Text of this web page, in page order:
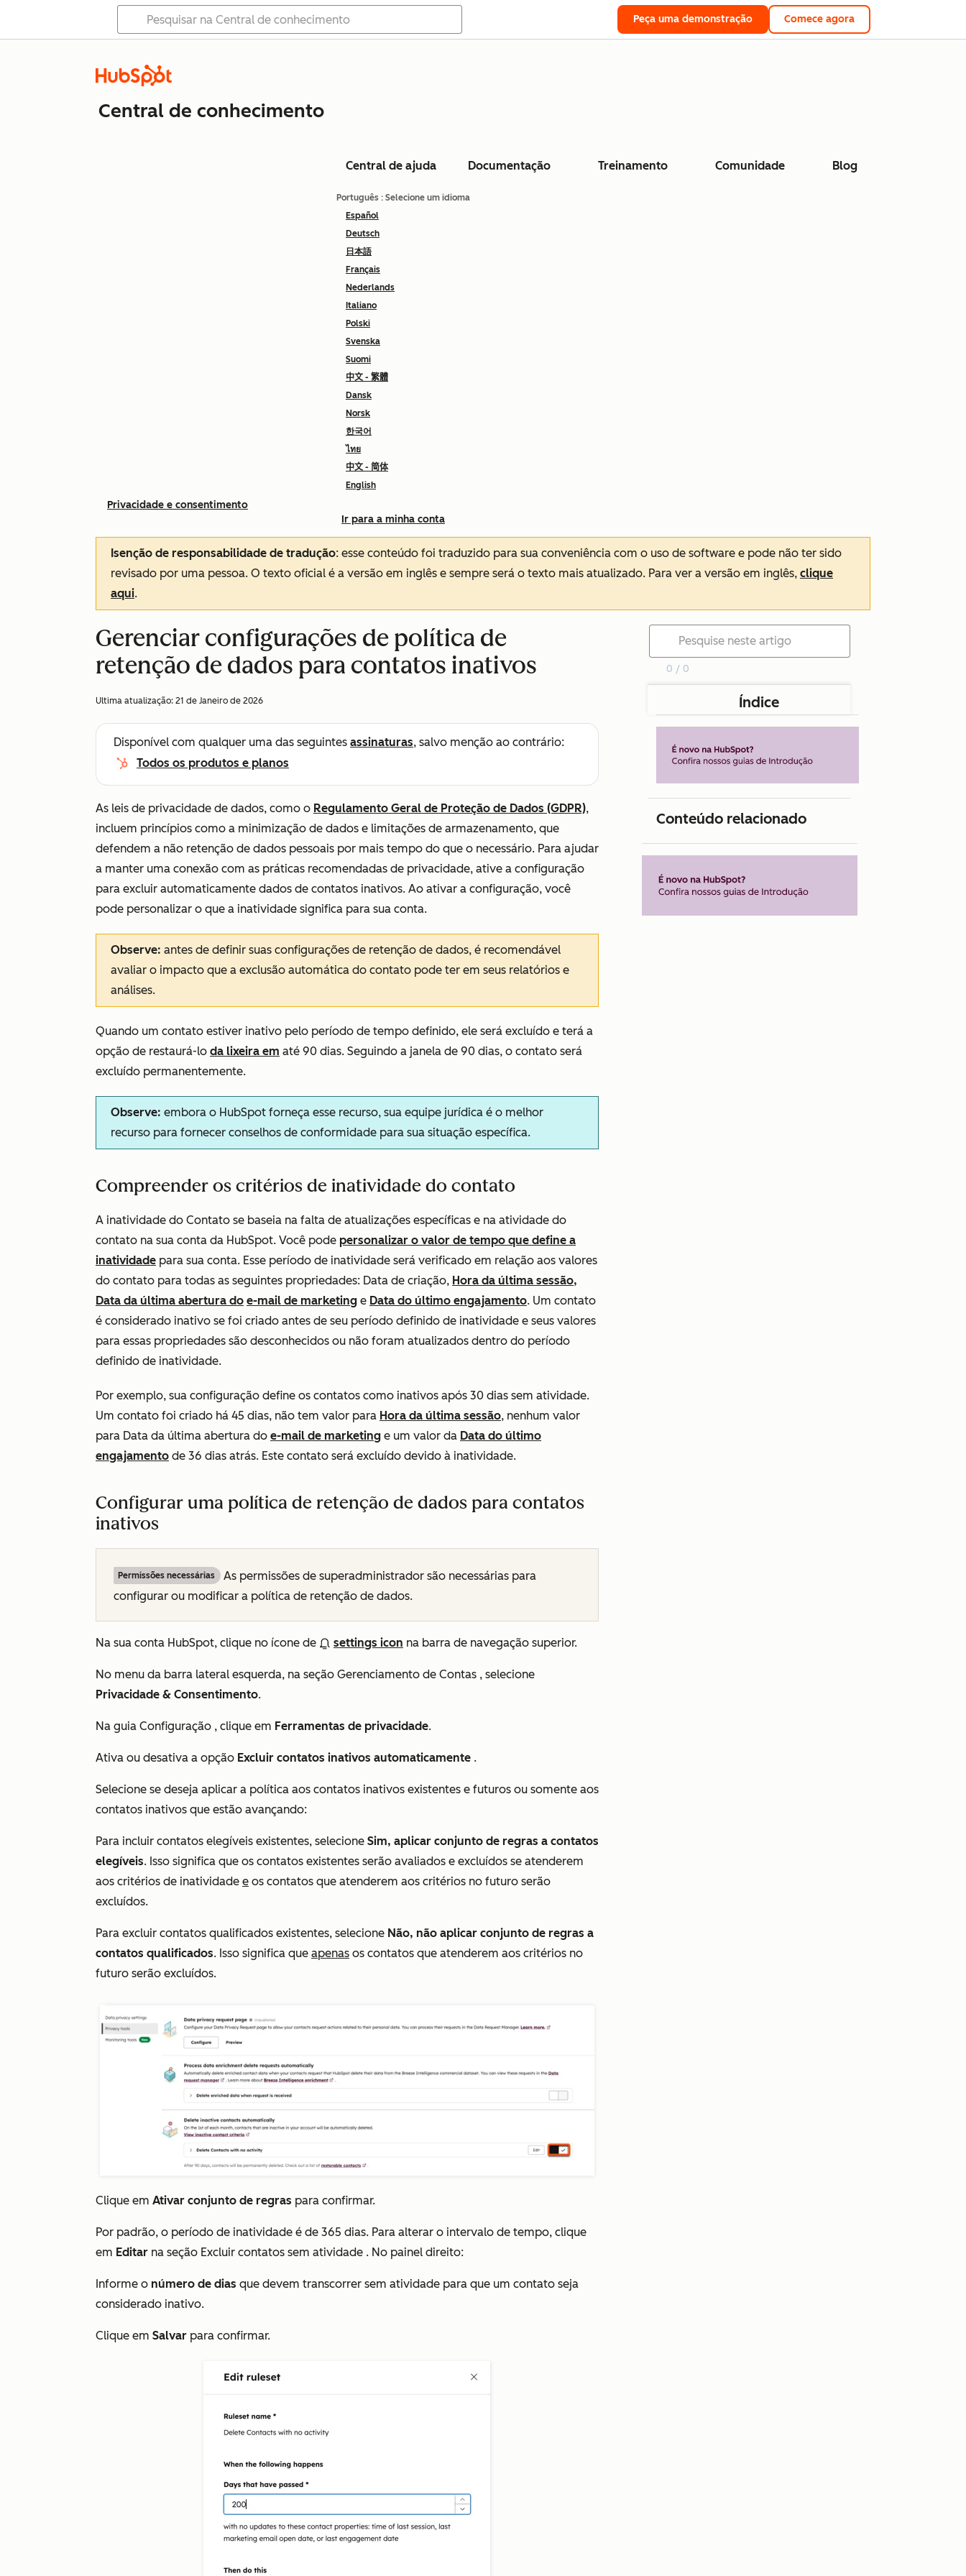
Peça uma demonstração Comece agora
Central de conhecimento
Central de ajuda Documentação Treinamento Comunidade Blog
Português : Selecione um idioma
Español
Deutsch
日本語
Français
Nederlands
Italiano
Polski
Svenska
Suomi
中文 - 繁體
Dansk
Norsk
한국어
ไทย
中文 - 简体
English
Ir para a minha conta
Privacidade e consentimento
Isenção de responsabilidade de tradução: esse conteúdo foi traduzido para sua conveniência com o uso de software e pode não ter sido
revisado por uma pessoa. O texto oficial é a versão em inglês e sempre será o texto mais atualizado. Para ver a versão em inglês, clique
aqui.
Gerenciar configurações de política de
retenção de dados para contatos inativos
Ultima atualização: 21 de Janeiro de 2026
Disponível com qualquer uma das seguintes assinaturas, salvo menção ao contrário:
Todos os produtos e planos
As leis de privacidade de dados, como o Regulamento Geral de Proteção de Dados (GDPR),
incluem princípios como a minimização de dados e limitações de armazenamento, que
defendem a não retenção de dados pessoais por mais tempo do que o necessário. Para ajudar
a manter uma conexão com as práticas recomendadas de privacidade, ative a configuração
para excluir automaticamente dados de contatos inativos. Ao ativar a configuração, você
pode personalizar o que a inatividade significa para sua conta.
Observe: antes de definir suas configurações de retenção de dados, é recomendável
avaliar o impacto que a exclusão automática do contato pode ter em seus relatórios e
análises.
Quando um contato estiver inativo pelo período de tempo definido, ele será excluído e terá a
opção de restaurá-lo da lixeira em até 90 dias. Seguindo a janela de 90 dias, o contato será
excluído permanentemente.
Observe: embora o HubSpot forneça esse recurso, sua equipe jurídica é o melhor
recurso para fornecer conselhos de conformidade para sua situação específica.
Compreender os critérios de inatividade do contato
A inatividade do Contato se baseia na falta de atualizações específicas e na atividade do
contato na sua conta da HubSpot. Você pode personalizar o valor de tempo que define a
inatividade para sua conta. Esse período de inatividade será verificado em relação aos valores
do contato para todas as seguintes propriedades: Data de criação, Hora da última sessão,
Data da última abertura do e-mail de marketing e Data do último engajamento. Um contato
é considerado inativo se foi criado antes de seu período definido de inatividade e seus valores
para essas propriedades são desconhecidos ou não foram atualizados dentro do período
definido de inatividade.
Por exemplo, sua configuração define os contatos como inativos após 30 dias sem atividade.
Um contato foi criado há 45 dias, não tem valor para Hora da última sessão, nenhum valor
para Data da última abertura do e-mail de marketing e um valor da Data do último
engajamento de 36 dias atrás. Este contato será excluído devido à inatividade.
Configurar uma política de retenção de dados para contatos
inativos
Permissões necessárias
As permissões de superadministrador são necessárias para
configurar ou modificar a política de retenção de dados.
Na sua conta HubSpot, clique no ícone de settings icon na barra de navegação superior.
No menu da barra lateral esquerda, na seção Gerenciamento de Contas , selecione
Privacidade & Consentimento.
Na guia Configuração , clique em Ferramentas de privacidade.
Ativa ou desativa a opção Excluir contatos inativos automaticamente .
Selecione se deseja aplicar a política aos contatos inativos existentes e futuros ou somente aos
contatos inativos que estão avançando:
Para incluir contatos elegíveis existentes, selecione Sim, aplicar conjunto de regras a contatos
elegíveis. Isso significa que os contatos existentes serão avaliados e excluídos se atenderem
aos critérios de inatividade e os contatos que atenderem aos critérios no futuro serão
excluídos.
Para excluir contatos qualificados existentes, selecione Não, não aplicar conjunto de regras a
contatos qualificados. Isso significa que apenas os contatos que atenderem aos critérios no
futuro serão excluídos.
Clique em Ativar conjunto de regras para confirmar.
Por padrão, o período de inatividade é de 365 dias. Para alterar o intervalo de tempo, clique
em Editar na seção Excluir contatos sem atividade . No painel direito:
Informe o número de dias que devem transcorrer sem atividade para que um contato seja
considerado inativo.
Clique em Salvar para confirmar.
0 / 0
Índice
Conteúdo relacionado